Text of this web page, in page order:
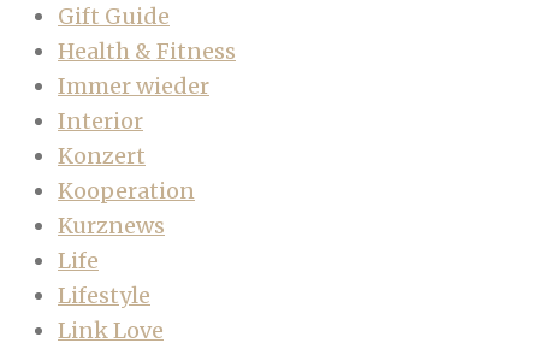
Gift Guide
Health & Fitness
Immer wieder
Interior
Konzert
Kooperation
Kurznews
Life
Lifestyle
Link Love